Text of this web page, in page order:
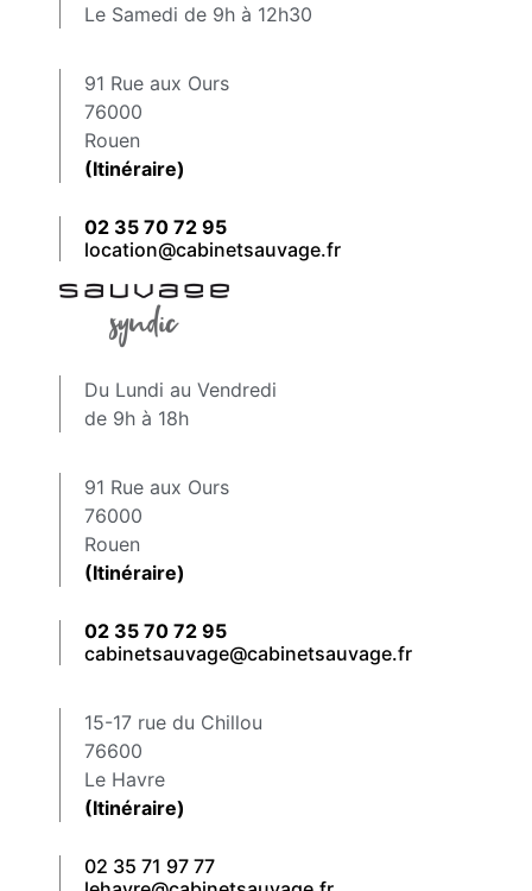
Le Samedi de 9h à 12h30
91 Rue aux Ours
76000
Rouen
(Itinéraire)
02 35 70 72 95
location@cabinetsauvage.fr
Du Lundi au Vendredi
de 9h à 18h
91 Rue aux Ours
76000
Rouen
(Itinéraire)
02 35 70 72 95
cabinetsauvage@cabinetsauvage.fr
15-17 rue du Chillou
76600
Le Havre
(Itinéraire)
02 35 71 97 77